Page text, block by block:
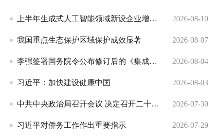
2026-08-10
上半年生成式人工智能领域新设企业增长28.0%
2026-08-07
我国重点生态保护区域保护成效显著
2026-08-04
李强签署国务院令公布修订后的《集成电路布图设计保护条例》
2026-08-03
习近平：加快建设健康中国
2026-07-30
中共中央政治局召开会议 决定召开二十届五中全会 分析研究当前经济形势和经济工作 中共中央总书记习近平主持会议
2026-07-29
习近平对侨务工作作出重要指示